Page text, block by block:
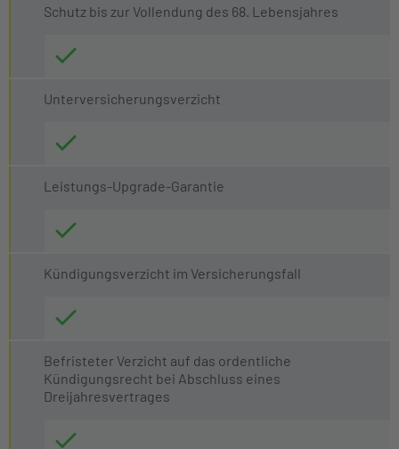
Schutz bis zur Vollendung des 68. Lebensjahres
Unterversicherungsverzicht
Leistungs-Upgrade-Garantie
Kündigungsverzicht im Versicherungsfall
Befristeter Verzicht auf das ordentliche
Kündigungsrecht bei Abschluss eines
Dreijahresvertrages